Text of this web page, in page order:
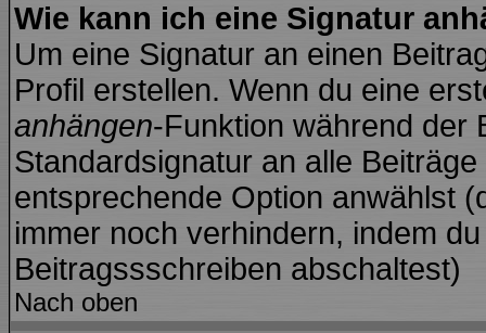
Wie kann ich eine Signatur
Um eine Signatur an einen
Profil erstellen. Wenn du eine
anhängen-Funktion während der
Standardsignatur an alle
entsprechende Option anwählst
immer noch verhindern, indem
Beitragssschreiben abschaltest)
Nach oben